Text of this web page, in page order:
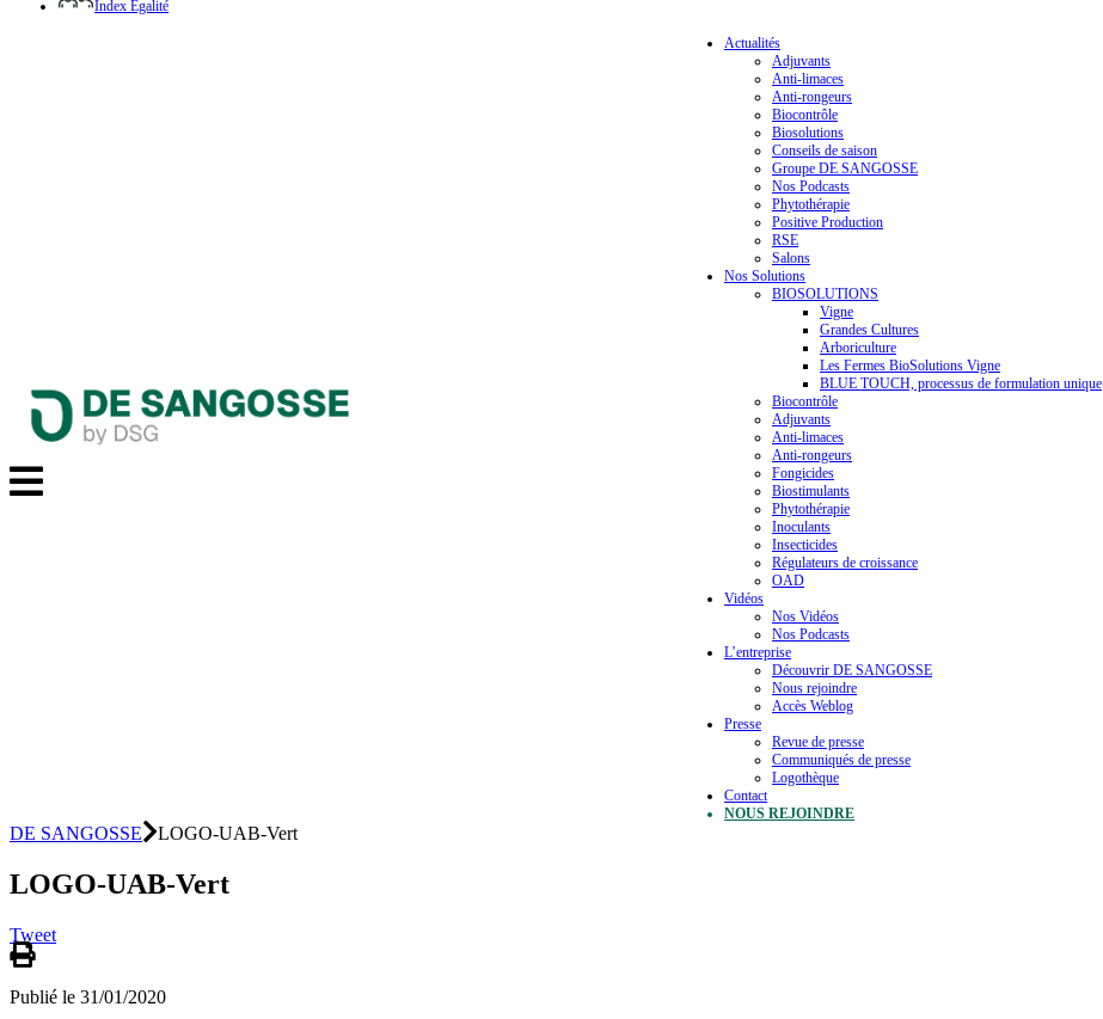
Index Egalité
Actualités
Adjuvants
Anti-limaces
Anti-rongeurs
Biocontrôle
Biosolutions
Conseils de saison
Groupe DE SANGOSSE
Nos Podcasts
Phytothérapie
Positive Production
RSE
Salons
Nos Solutions
BIOSOLUTIONS
Vigne
Grandes Cultures
Arboriculture
Les Fermes BioSolutions Vigne
BLUE TOUCH, processus de formulation unique
Biocontrôle
Adjuvants
Anti-limaces
Anti-rongeurs
Fongicides
Biostimulants
Phytothérapie
Inoculants
Insecticides
Régulateurs de croissance
OAD
Vidéos
Nos Vidéos
Nos Podcasts
L’entreprise
Découvrir DE SANGOSSE
Nous rejoindre
Accès Weblog
Presse
Revue de presse
Communiqués de presse
Logothèque
Contact
NOUS REJOINDRE
DE SANGOSSE LOGO-UAB-Vert
LOGO-UAB-Vert
Tweet
Publié le 31/01/2020